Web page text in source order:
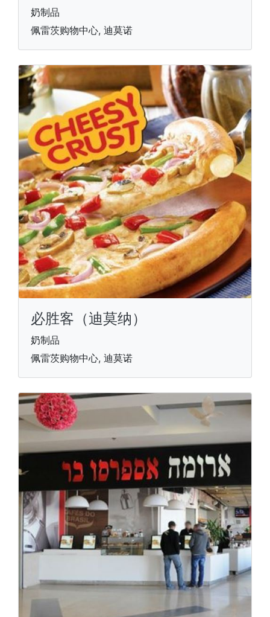
奶制品
佩雷茨购物中心, 迪莫诺
必胜客（迪莫纳）
奶制品
佩雷茨购物中心, 迪莫诺